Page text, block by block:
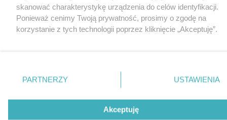
skanować charakterystykę urządzenia do celów identyfikacji.
Ponieważ cenimy Twoją prywatność, prosimy o zgodę na
korzystanie z tych technologii poprzez kliknięcie „Akceptuję”.
nie wymagają zgody użytkownika, ale masz prawo sprzeciwić
się takiemu przetwarzaniu. Preferencje będą miały
Zapoznaj się z poniższymi informacjami, abyś mógł świadomie
PARTNERZY USTAWIENIA
Akceptuję